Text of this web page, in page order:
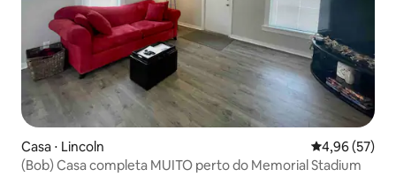
Casa ⋅ Lincoln 4,96 de uma
4,96 (57)
(Bob) Casa completa MUITO perto do Memorial Stadium